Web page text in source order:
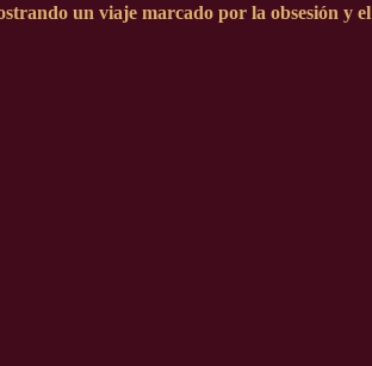
un viaje marcado por la obsesión y el